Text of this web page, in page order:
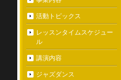
活動トピックス
レッスンタイムスケジュー
ル
講演内容
ジャズダンス